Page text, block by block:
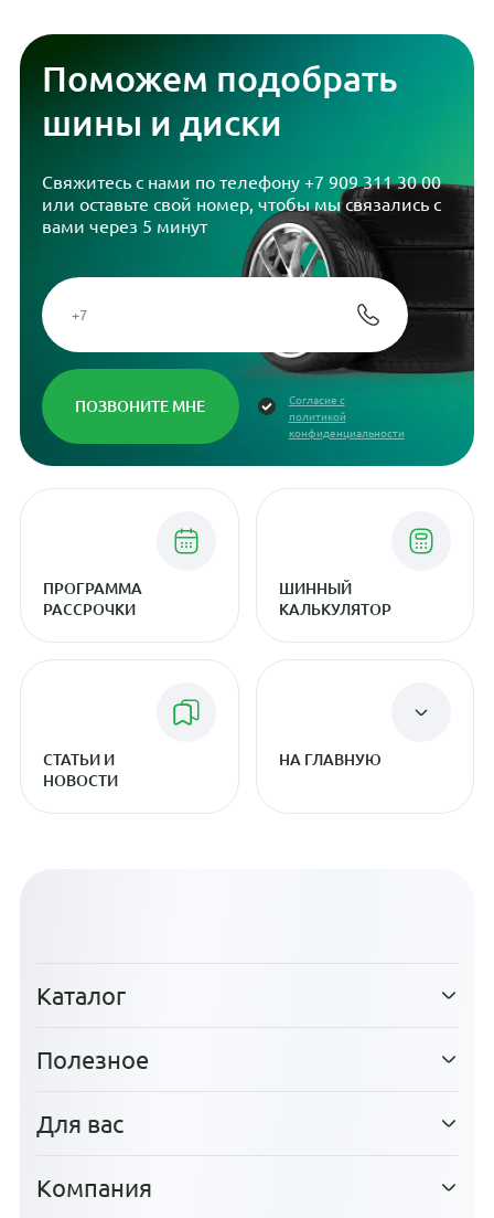
Поможем подобрать
шины и диски
Свяжитесь с нами по телефону +7 909 311 30 00
или оставьте свой номер, чтобы мы связались с
вами через 5 минут
Согласие с
политикой
конфиденциальности
ПРОГРАММА
РАССРОЧКИ
ШИННЫЙ
КАЛЬКУЛЯТОР
СТАТЬИ И
НОВОСТИ
НА ГЛАВНУЮ
Каталог
Полезное
Для вас
Компания